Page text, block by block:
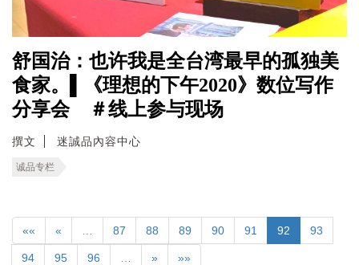
舒国治：也许我是全台湾最早的孤独美
食家。▌《理想的下午2020》数位写作
分享会 ＃线上参与现场
撰文 迷誠品內容中心
诚品专栏
«« « 87 88 89 90 91 92 93
94 95 96 » »»